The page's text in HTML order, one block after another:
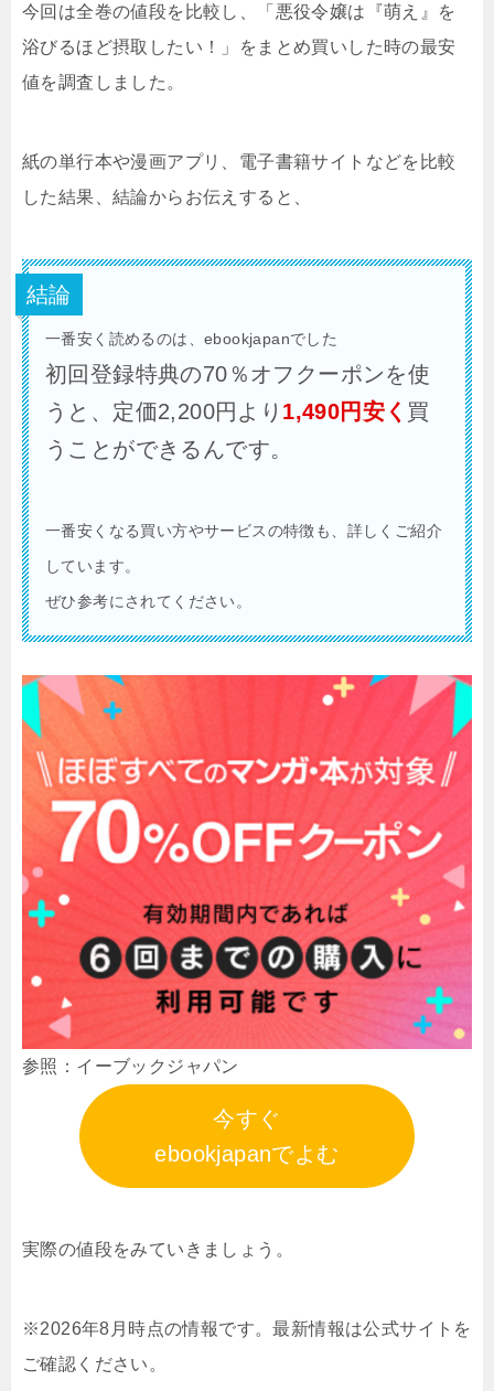
今回は全巻の値段を比較し、「悪役令嬢は『萌え』を
浴びるほど摂取したい！」をまとめ買いした時の最安
値を調査しました。
紙の単行本や漫画アプリ、電子書籍サイトなどを比較
した結果、結論からお伝えすると、
結論
一番安く読めるのは、ebookjapanでした
初回登録特典の70％オフクーポンを使
うと、定価2,200円より 1,490円安く 買
うことができるんです。
一番安くなる買い方やサービスの特徴も、詳しくご紹介
しています。
ぜひ参考にされてください。
参照：イーブックジャパン
今すぐ
ebookjapanでよむ
実際の値段をみていきましょう。
※2026年8月時点の情報です。最新情報は公式サイトを
ご確認ください。